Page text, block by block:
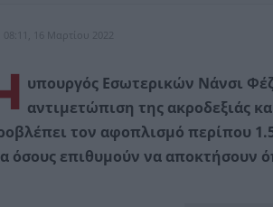
08:11, 16 Μαρτίου 2022
υπουργός Εσωτερικών Νάνσι
αντιμετώπιση της ακροδεξιάς
τον αφοπλισμό περίπου
όσους επιθυμούν να αποκτήσουν